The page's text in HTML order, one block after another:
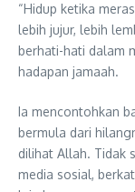
“Hidup ketika
lebih jujur, lebih
berhati-hati dalam
hadapan jamaah.
Ia mencontohkan
bermula dari
dilihat Allah. Tidak
media sosial,